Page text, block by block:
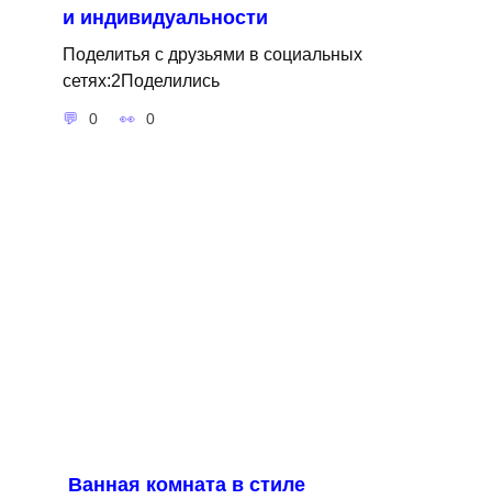
и индивидуальности
Поделитья с друзьями в социальных
сетях:2Поделились
0 0
Ванная комната в стиле